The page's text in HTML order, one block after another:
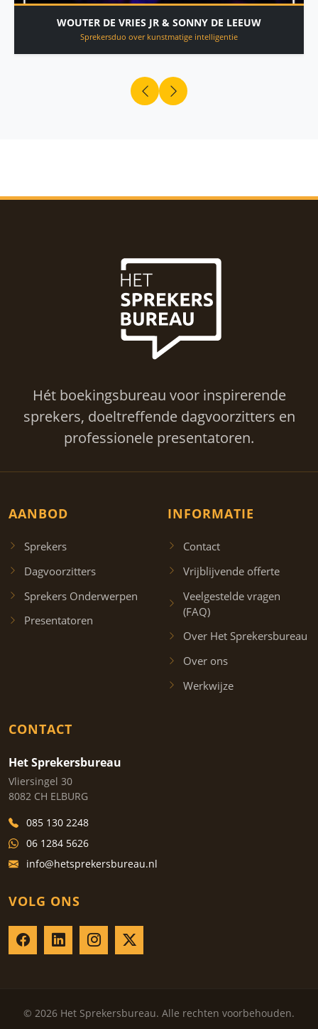
WOUTER DE VRIES JR & SONNY DE LEEUW
Sprekersduo over kunstmatige intelligentie
Hét boekingsbureau voor inspirerende
sprekers, doeltreffende dagvoorzitters en
professionele presentatoren.
AANBOD
Sprekers
Dagvoorzitters
Sprekers Onderwerpen
Presentatoren
INFORMATIE
Contact
Vrijblijvende offerte
Veelgestelde vragen
(FAQ)
Over Het Sprekersbureau
Over ons
Werkwijze
CONTACT
Het Sprekersbureau
Vliersingel 30
8082 CH ELBURG
085 130 2248
06 1284 5626
info@hetsprekersbureau.nl
VOLG ONS
© 2026 Het Sprekersbureau. Alle rechten voorbehouden.